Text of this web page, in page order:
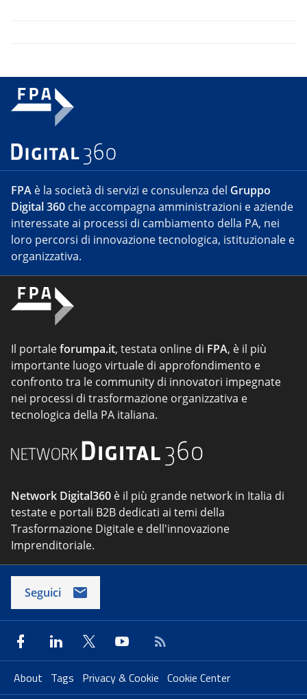
FPA è la società di servizi e consulenza del Gruppo
Digital 360 che accompagna amministrazioni e aziende
interessate ai processi di cambiamento della PA, nei
loro percorsi di innovazione tecnologica, istituzionale e
organizzativa.
Il portaleforumpa.it, testata online di FPA, è il più
importante luogo virtuale di approfondimento e
confronto tra le community di innovatori impegnate
nei processi di trasformazione organizzativa e
tecnologica della PA italiana.
Network Digital360 è il più grande network in Italia di
testate e portali B2B dedicati ai temi della
Trasformazione Digitale e dell'innovazione
Imprenditoriale.
Seguici
About Tags Privacy & Cookie Cookie Center